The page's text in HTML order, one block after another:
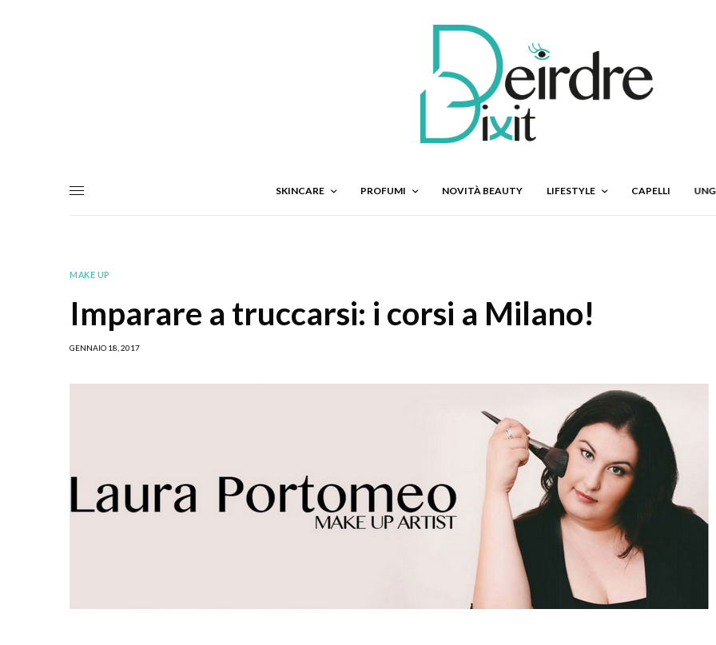
SKINCARE PROFUMI NOVITÀ BEAUTY LIFESTYLE CAPELLI
MAKE UP
Imparare a truccarsi: i corsi a Milano!
GENNAIO 18, 2017